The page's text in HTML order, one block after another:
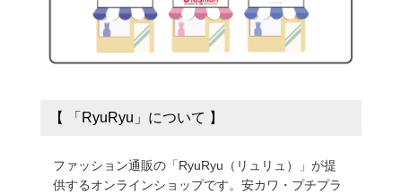
【 「RyuRyu」について 】
ファッション通販の「RyuRyu（リュリュ）」が提
供するオンラインショップです。安カワ・プチプラ